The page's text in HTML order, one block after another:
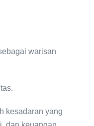
warisan
kesadaran yang